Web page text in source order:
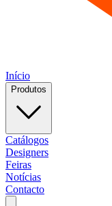
Início
Produtos
Catálogos
Designers
Feiras
Notícias
Contacto